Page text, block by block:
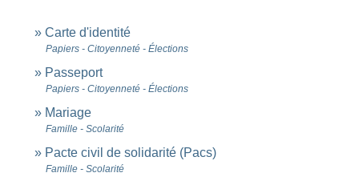
Carte d'identité
Papiers - Citoyenneté - Élections
Passeport
Papiers - Citoyenneté - Élections
Mariage
Famille - Scolarité
Pacte civil de solidarité (Pacs)
Famille - Scolarité